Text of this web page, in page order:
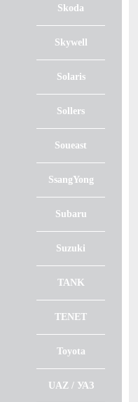
Skoda
Skywell
Solaris
Sollers
Soueast
SsangYong
Subaru
Suzuki
TANK
TENET
Toyota
UAZ / УАЗ